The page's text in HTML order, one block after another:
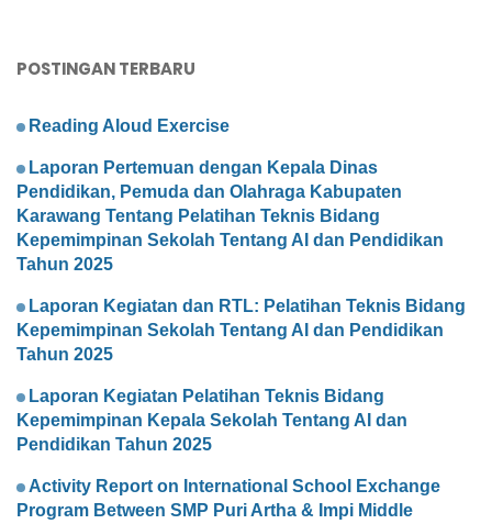
POSTINGAN TERBARU
Reading Aloud Exercise
Laporan Pertemuan dengan Kepala Dinas
Pendidikan, Pemuda dan Olahraga Kabupaten
Karawang Tentang Pelatihan Teknis Bidang
Kepemimpinan Sekolah Tentang AI dan Pendidikan
Tahun 2025
Laporan Kegiatan dan RTL: Pelatihan Teknis Bidang
Kepemimpinan Sekolah Tentang AI dan Pendidikan
Tahun 2025
Laporan Kegiatan Pelatihan Teknis Bidang
Kepemimpinan Kepala Sekolah Tentang AI dan
Pendidikan Tahun 2025
Activity Report on International School Exchange
Program Between SMP Puri Artha & Impi Middle